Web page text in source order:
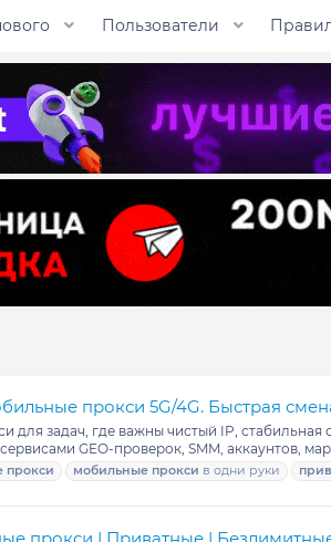
Пользователи
прокси 5G/4G. Быстрая
задач, где важны чистый IP,
GEO-проверок, SMM, аккаунтов,
прокси мобильные прокси в одни руки
прокси | Приватные |